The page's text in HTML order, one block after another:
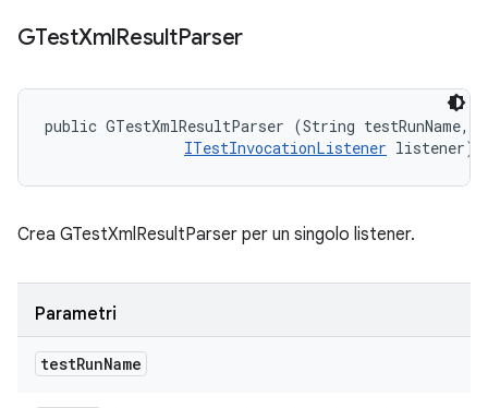
GTestXmlResultParser
public GTestXmlResultParser (String testRunName,
ITestInvocationListener listener)
Crea GTestXmlResultParser per un singolo listener.
Parametri
testRunName